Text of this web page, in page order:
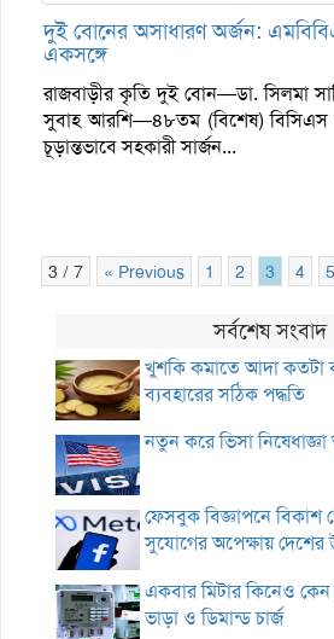
দুই বোনের অসাধারণ অর্জন:
একসঙ্গে
রাজবাড়ীর কৃতি দুই বোন—ডা. সিলমা
সুবাহ আরশি—৪৮তম (বিশেষ) বিসিএস
চূড়ান্তভাবে সহকারী সার্জন...
3 / 7 « Previous 1 2 3 4 5
সর্বশেষ সংবাদ
খুশকি কমাতে আদা কতটা
ব্যবহারের সঠিক পদ্ধতি
নতুন করে ভিসা
ফেসবুক বিজ্ঞাপনে বিকাশ
সুযোগের অপেক্ষায় দেশের
একবার মিটার কিনেও
ভাড়া ও ডিমান্ড চার্জ